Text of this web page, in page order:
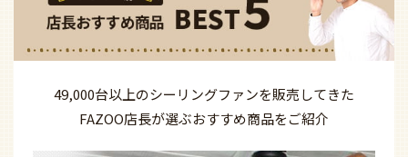
49,000台以上のシーリングファンを販売してきた
FAZOO店長が選ぶおすすめ商品をご紹介